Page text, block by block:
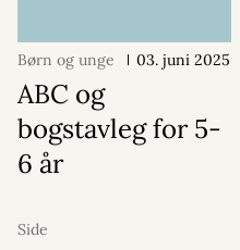
Børn og unge 03. juni 2025
ABC og
bogstavleg for 5-
6 år
Side